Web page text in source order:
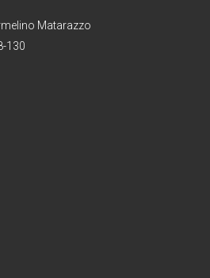
Matarazzo
130